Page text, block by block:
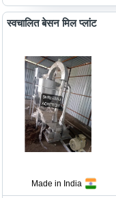
Made in India
स्वचालित बेसन मिल प्लांट